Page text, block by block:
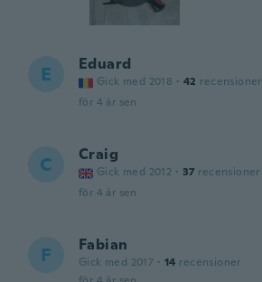
E Eduard
Gick med 2018 · 42 recensioner
för 4 år sen
C Craig
Gick med 2012 · 37 recensioner
för 4 år sen
F Fabian
Gick med 2017 · 14 recensioner